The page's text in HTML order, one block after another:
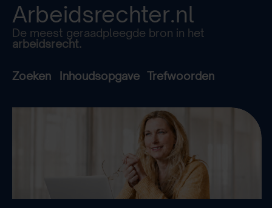
Arbeidsrechter.nl
De meest geraadpleegde bron in het
arbeidsrecht.
Zoeken Inhoudsopgave Trefwoorden